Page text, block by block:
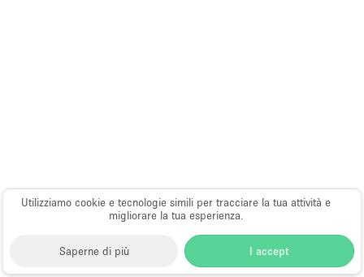
Utilizziamo cookie e tecnologie simili per tracciare la tua attività e
migliorare la tua esperienza.
Saperne di più I accept